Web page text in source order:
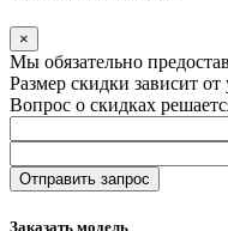
×
Мы обязательно
Размер скидки зависит
Вопрос о скидках
Заказать модель